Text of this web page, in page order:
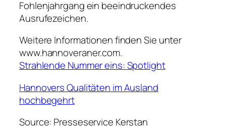
Fohlenjahrgang ein beeindruckendes
Ausrufezeichen.
Weitere Informationen finden Sie unter
www.hannoveraner.com.
Strahlende Nummer eins: Spotlight
Hannovers Qualitäten im Ausland
hochbegehrt
Source: Presseservice Kerstan